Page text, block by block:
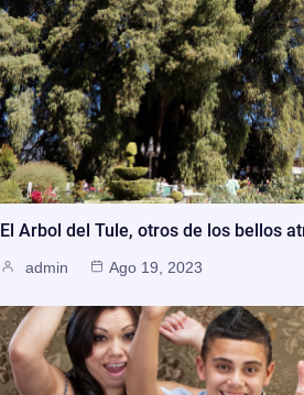
El Arbol del Tule, otros de los bellos
admin Ago 19, 2023